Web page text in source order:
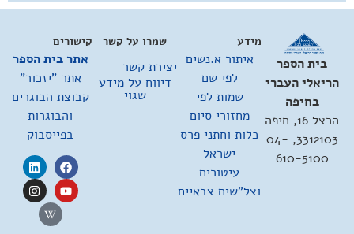
בית הספר
הריאלי העברי
בחיפה
הרצל 16, חיפה
3312103, 04-
610-5100
מידע
איתור א.נשים
לפי שם
שמות לפי
מחזורי סיום
כלות וחתני פרס
ישראל
עיטורים
וצל"שים צבאיים
קישורים
אתר בית הספר
אתר "יזכור"
קבוצת הבוגרים
והבוגרות
בפייסבוק
שמרו על קשר
יצירת קשר
דיווח על מידע
שגוי